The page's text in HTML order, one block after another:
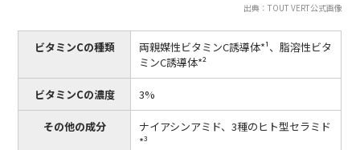
出典：TOUT VERT公式画像
ビタミンCの種類
両親媒性ビタミンC誘導体*¹、脂溶性ビタ
ミンC誘導体*²
ビタミンCの濃度 3%
その他の成分
ナイアシンアミド、3種のヒト型セラミド
*³